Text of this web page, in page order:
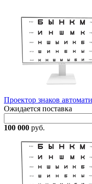
Проектор знаков
Ожидается поставка
100 000 руб.